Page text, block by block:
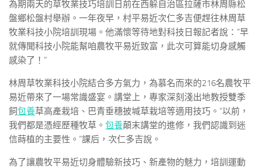
為期兩天的草牧業技巧培訓日前在西躲自治區拉薩市林周縣松
盤鄉松盤村舉辦。一年夜早，村平易近次仁多吉便趕往林周草
牧業科技小院培訓現場。他滿懷等待地對科技日報記者說：“早
就傳聞科技小院能幫咱農牧平易近致富，此次可算能切身感觸
感染了！”
林周草牧業科技小院結合多方氣力，為慕名而來的216名農牧平
易近帶來了一場常識盛宴。講堂上，專家深刻淺出地教授雙季
飼包養草高產栽培、巴青垂穗披堿草栽培等適用技巧。“以前，
我們都是憑經歷種牧草。 包養顛末講堂的進修，我們認識到迷
信蒔植的主要性。”課后，次仁多吉說。
為了讓農牧平易近切身體驗新技巧、新產物的魅力，培訓運動